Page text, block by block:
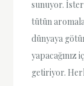
sunuyor.
tütün
dünyaya
yapacağınız
getiriyor.